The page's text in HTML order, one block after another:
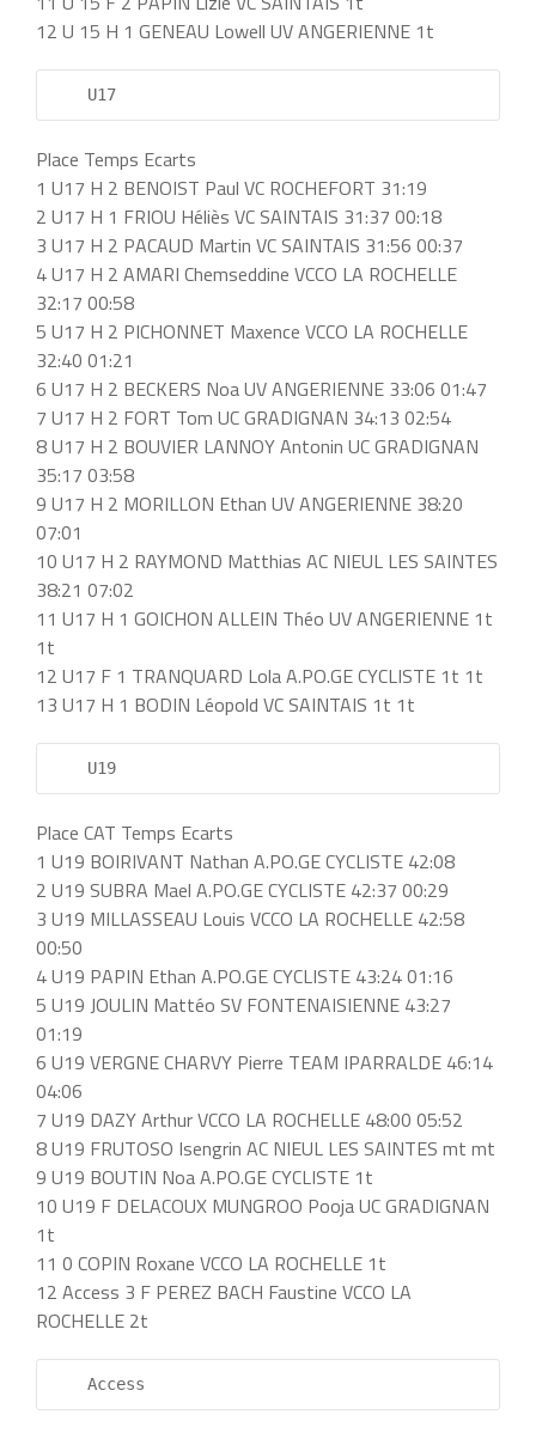
12 U 15 H 1 GENEAU Lowell UV ANGERIENNE 1t
    U17
Place Temps Ecarts
1 U17 H 2 BENOIST Paul VC ROCHEFORT 31:19
2 U17 H 1 FRIOU Héliès VC SAINTAIS 31:37 00:18
3 U17 H 2 PACAUD Martin VC SAINTAIS 31:56 00:37
4 U17 H 2 AMARI Chemseddine VCCO LA ROCHELLE
32:17 00:58
5 U17 H 2 PICHONNET Maxence VCCO LA ROCHELLE
32:40 01:21
6 U17 H 2 BECKERS Noa UV ANGERIENNE 33:06 01:47
7 U17 H 2 FORT Tom UC GRADIGNAN 34:13 02:54
8 U17 H 2 BOUVIER LANNOY Antonin UC GRADIGNAN
35:17 03:58
9 U17 H 2 MORILLON Ethan UV ANGERIENNE 38:20
07:01
10 U17 H 2 RAYMOND Matthias AC NIEUL LES SAINTES
38:21 07:02
11 U17 H 1 GOICHON ALLEIN Théo UV ANGERIENNE 1t
1t
12 U17 F 1 TRANQUARD Lola A.PO.GE CYCLISTE 1t 1t
13 U17 H 1 BODIN Léopold VC SAINTAIS 1t 1t
    U19
Place CAT Temps Ecarts
1 U19 BOIRIVANT Nathan A.PO.GE CYCLISTE 42:08
2 U19 SUBRA Mael A.PO.GE CYCLISTE 42:37 00:29
3 U19 MILLASSEAU Louis VCCO LA ROCHELLE 42:58
00:50
4 U19 PAPIN Ethan A.PO.GE CYCLISTE 43:24 01:16
5 U19 JOULIN Mattéo SV FONTENAISIENNE 43:27
01:19
6 U19 VERGNE CHARVY Pierre TEAM IPARRALDE 46:14
04:06
7 U19 DAZY Arthur VCCO LA ROCHELLE 48:00 05:52
8 U19 FRUTOSO Isengrin AC NIEUL LES SAINTES mt mt
9 U19 BOUTIN Noa A.PO.GE CYCLISTE 1t
10 U19 F DELACOUX MUNGROO Pooja UC GRADIGNAN
1t
11 0 COPIN Roxane VCCO LA ROCHELLE 1t
12 Access 3 F PEREZ BACH Faustine VCCO LA
ROCHELLE 2t
    Access